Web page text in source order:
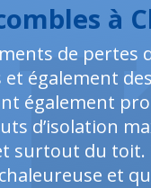
à
de
également
également
d’isolation
surtout du
et